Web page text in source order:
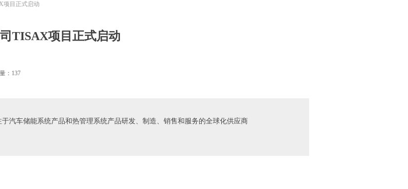
TISAX项目正式启动
项目正式启动
： 137
汽车储能系统产品和热管理系统产品研发、制造、销售和服务的全球化供应商